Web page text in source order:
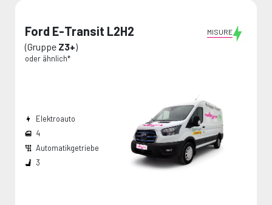
Ford E-Transit L2H2
(Gruppe Z3+)
oder ähnlich*
MISURE
Elektroauto
4
Automatikgetriebe
3